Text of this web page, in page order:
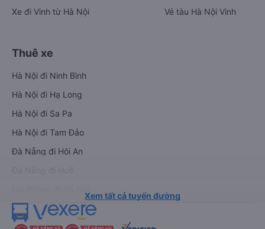
Xe đi Vinh từ Hà Nội
Vé tàu Hà Nội Vinh
Thuê xe
Hà Nội đi Ninh Bình
Hà Nội đi Hạ Long
Hà Nội đi Sa Pa
Hà Nội đi Tam Đảo
Đà Nẵng đi Hội An
Xem tất cả tuyến đường